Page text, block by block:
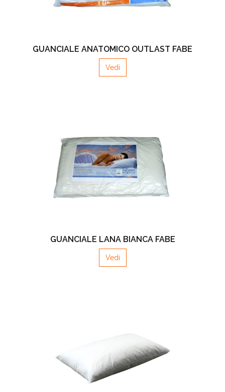
GUANCIALE ANATOMICO OUTLAST FABE
Vedi
GUANCIALE LANA BIANCA FABE
Vedi